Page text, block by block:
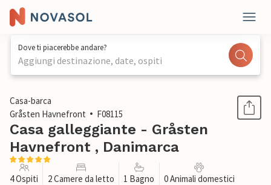
Dove ti piacerebbe andare?
Aggiungi destinazione, date, ospiti
1 / 33
Casa-barca
Gråsten Havnefront
F08115
Casa galleggiante - Gråsten
Havnefront , Danimarca
4 Ospiti 2 Camere da letto 1 Bagno 0 Animali domestici